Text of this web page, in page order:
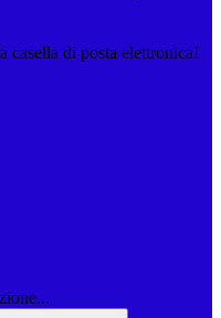
casella di posta elettronica!